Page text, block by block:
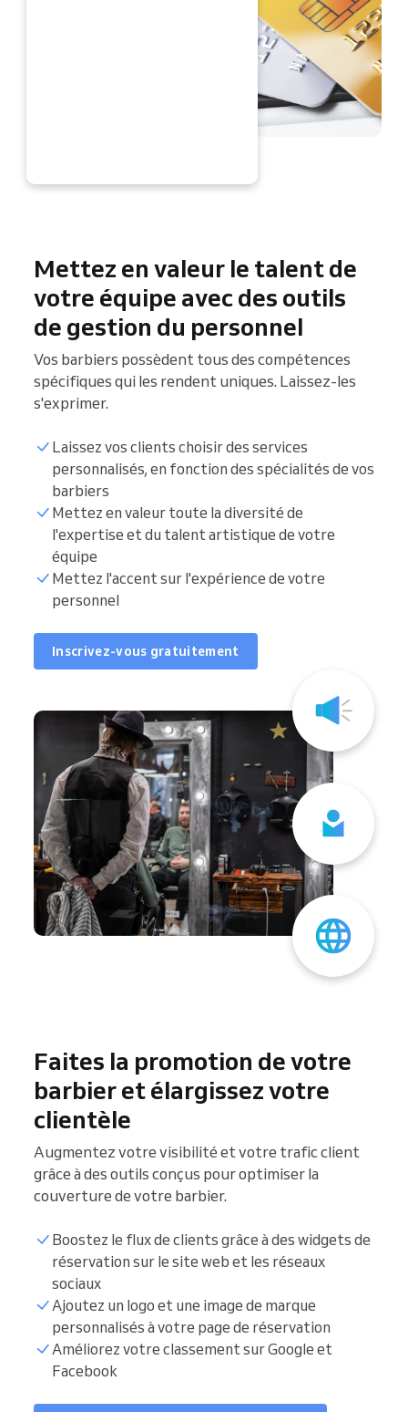
Mettez en valeur le talent de
votre équipe avec des outils
de gestion du personnel
Vos barbiers possèdent tous des compétences
spécifiques qui les rendent uniques. Laissez-les
s'exprimer.
Laissez vos clients choisir des services
personnalisés, en fonction des spécialités de vos
barbiers
Mettez en valeur toute la diversité de
l'expertise et du talent artistique de votre
équipe
Mettez l'accent sur l'expérience de votre
personnel
Inscrivez-vous gratuitement
Faites la promotion de votre
barbier et élargissez votre
clientèle
Augmentez votre visibilité et votre trafic client
grâce à des outils conçus pour optimiser la
couverture de votre barbier.
Boostez le flux de clients grâce à des widgets de
réservation sur le site web et les réseaux
sociaux
Ajoutez un logo et une image de marque
personnalisés à votre page de réservation
Améliorez votre classement sur Google et
Facebook